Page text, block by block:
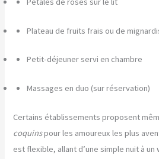
Plateau de fruits frais ou de
Petit-déjeuner servi en chambre
Massages en duo (sur réservation)
Certains établissements proposent
coquinspour les amoureux les plus
est flexible, allant d’une simple nuit à